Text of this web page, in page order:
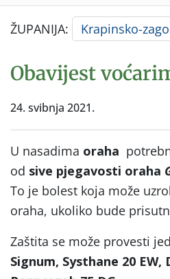
ŽUPANIJA: Krapinsko-
Obavijest
24. svibnja 2021.
U nasadima oraha
od sive pjegavosti oraha
To je bolest koja može
oraha, ukoliko bude
Zaštita se može provesti
Signum, Systhane 20